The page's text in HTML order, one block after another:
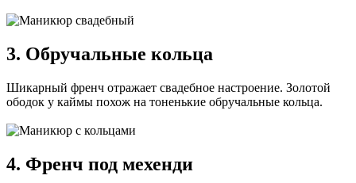
3. Обручальные кольца
Шикарный френч отражает свадебное настроение. Золотой
ободок у каймы похож на тоненькие обручальные кольца.
4. Френч под мехенди